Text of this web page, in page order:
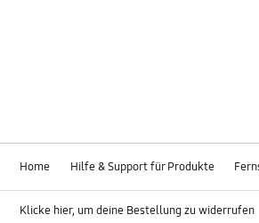
Home Hilfe & Support für Produkte
Klicke hier, um deine Bestellung zu widerrufen